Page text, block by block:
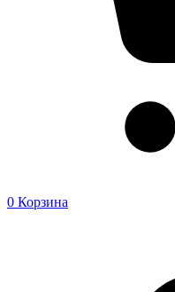
0 Корзина